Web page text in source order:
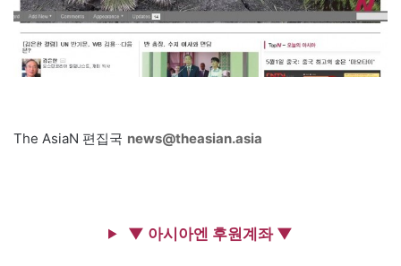
The AsiaN 편집국 news@theasian.asia
▼ 아시아엔 후원계좌 ▼